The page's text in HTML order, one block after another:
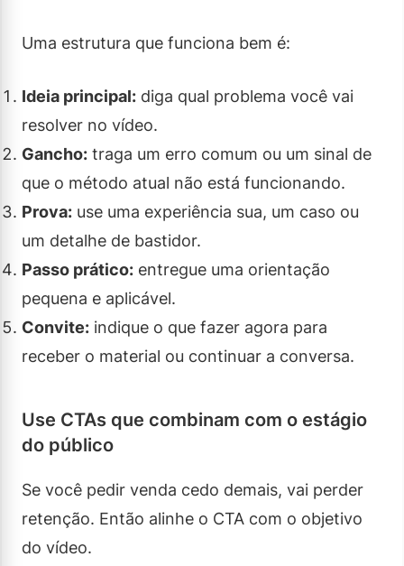
Uma estrutura que funciona bem é:
Ideia principal: diga qual problema você vai
resolver no vídeo.
Gancho: traga um erro comum ou um sinal de
que o método atual não está funcionando.
Prova: use uma experiência sua, um caso ou
um detalhe de bastidor.
Passo prático: entregue uma orientação
pequena e aplicável.
Convite: indique o que fazer agora para
receber o material ou continuar a conversa.
Use CTAs que combinam com o estágio
do público
Se você pedir venda cedo demais, vai perder
retenção. Então alinhe o CTA com o objetivo
do vídeo.